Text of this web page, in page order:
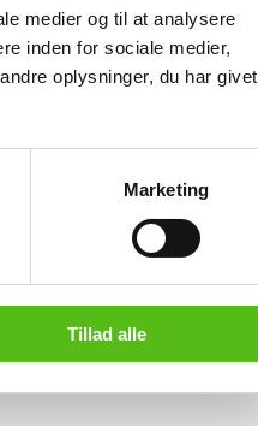
medier og til at analysere
inden for sociale medier,
oplysninger, du har givet
Marketing
Tillad alle
anløb på